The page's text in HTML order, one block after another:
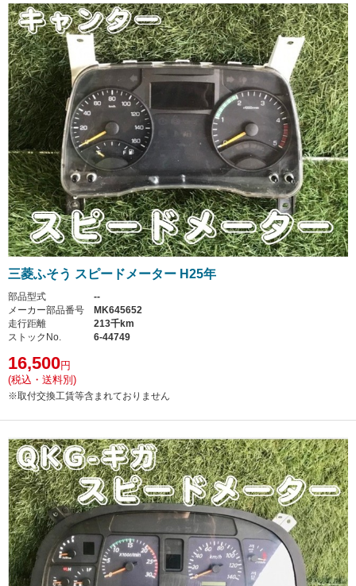
三菱ふそう スピードメーター H25年
部品型式
--
メーカー部品番号
MK645652
走行距離
213千km
ストックNo.
6-44749
16,500円
(税込・送料別)
※取付交換工賃等含まれておりません